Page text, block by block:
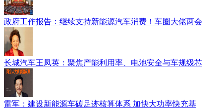
政府工作报告：继续支持新能源汽车消费！车圈大佬两会
长城汽车王凤英：聚焦产能利用率、电池安全与车规级芯
雷军：建设新能源车碳足迹核算体系 加快大功率快充基